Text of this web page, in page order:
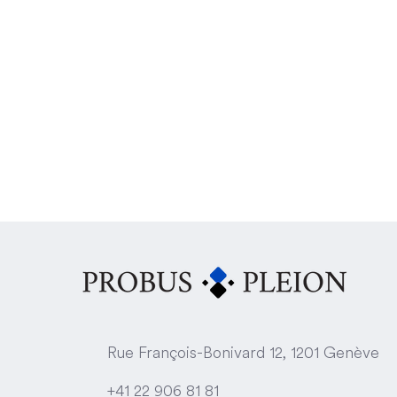
clients choisissent souvent
Rue François-Bonivard 12, 1201 Genève
+41 22 906 81 81